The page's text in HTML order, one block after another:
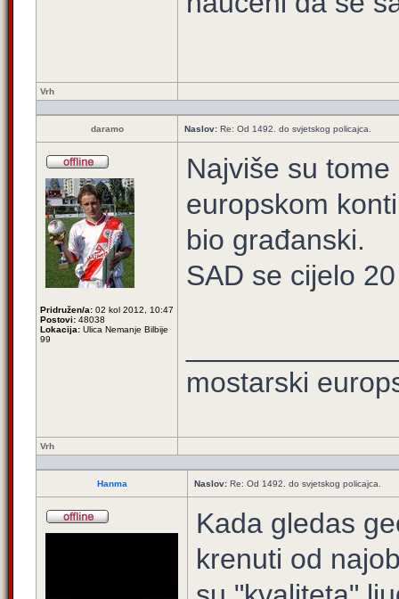
Vrh
daramo Naslov: Re: Od 1492. do svjetskog policajca.
Pridružen/a: 02 kol 2012, 10:47
Postovi: 48038
Lokacija: Ulica Nemanje Bilbije
99
Najviše su
europskom
bio građanski.
SAD se cijelo
mostarski
Vrh
Hanma Naslov: Re: Od 1492. do svjetskog policajca.
Kada gledas
krenuti od